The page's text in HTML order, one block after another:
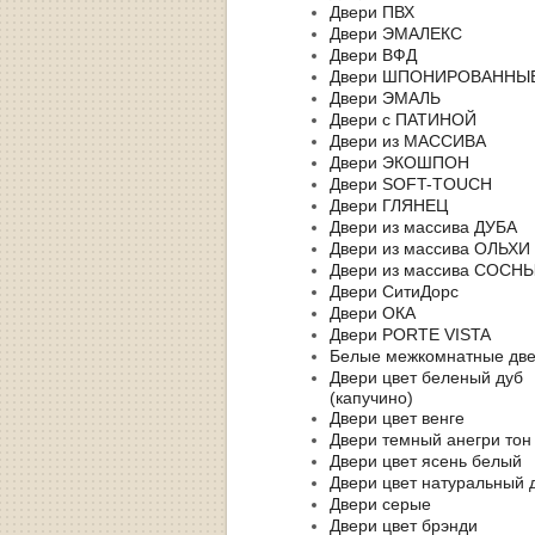
Двери ПВХ
Двери ЭМАЛЕКС
Двери ВФД
Двери
Двери ЭМАЛЬ
Двери с ПАТИНОЙ
Двери из МАССИВА
Двери ЭКОШПОН
Двери SOFT-TOUCH
Двери ГЛЯНЕЦ
Двери из массива ДУБА
Двери из массива ОЛЬХИ
Двери из массива
Двери СитиДорс
Двери ОКА
Двери PORTE VISTA
Белые межкомнатные
Двери цвет беленый дуб
(капучино)
Двери цвет венге
Двери темный анегри
Двери цвет ясень белый
Двери цвет натуральный
Двери серые
Двери цвет брэнди